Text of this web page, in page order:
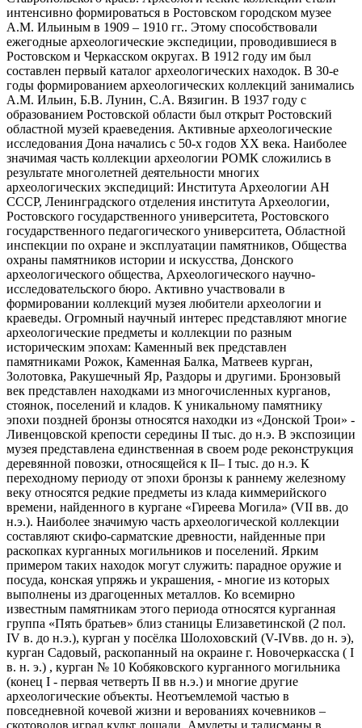
интенсивно формироваться в Ростовском городском музее
А.М. Ильиным в 1909 – 1910 гг.. Этому способствовали
ежегодные археологические экспедиции, проводившиеся в
Ростовском и Черкасском округах. В 1912 году им был
составлен первый каталог археологических находок. В 30-е
годы формированием археологических коллекций занимались
А.М. Ильин, Б.В. Лунин, С.А. Вязигин. В 1937 году с
образованием Ростовской области был открыт Ростовский
областной музей краеведения. Активные археологические
исследования Дона начались с 50-х годов XX века. Наиболее
значимая часть коллекции археологии РОМК сложились в
результате многолетней деятельности многих
археологических экспедиций: Института Археологии АН
СССР, Ленинградского отделения института Археологии,
Ростовского государственного университета, Ростовского
государственного педагогического университета, Областной
инспекции по охране и эксплуатации памятников, Общества
охраны памятников истории и искусства, Донского
археологического общества, Археологического научно-
исследовательского бюро. Активно участвовали в
формировании коллекций музея любители археологии и
краеведы. Огромный научный интерес представляют многие
археологические предметы и коллекции по разным
историческим эпохам: Каменный век представлен
памятниками Рожок, Каменная Балка, Матвеев курган,
Золотовка, Ракушечный Яр, Раздоры и другими. Бронзовый
век представлен находками из многочисленных курганов,
стоянок, поселений и кладов. К уникальному памятнику
эпохи поздней бронзы относятся находки из «Донской Трои» -
Ливенцовской крепости cередины II тыс. до н.э. В экспозиции
музея представлена единственная в своем роде реконструкция
деревянной повозки, относящейся к II– I тыс. до н.э. К
переходному периоду от эпохи бронзы к раннему железному
веку относятся редкие предметы из клада киммерийского
времени, найденного в кургане «Гиреева Могила» (VII вв. до
н.э.). Наиболее значимую часть археологической коллекции
составляют скифо-сарматские древности, найденные при
раскопках курганных могильников и поселений. Ярким
примером таких находок могут служить: парадное оружие и
посуда, конская упряжь и украшения, - многие из которых
выполнены из драгоценных металлов. Ко всемирно
известным памятникам этого периода относятся курганная
группа «Пять братьев» близ станицы Елизаветинской (2 пол.
IV в. до н.э.), курган у посёлка Шолоховский (V-IVвв. до н. э),
курган Садовый, раскопанный на окраине г. Новочеркасска ( I
в. н. э.) , курган № 10 Кобяковского курганного могильника
(конец I - первая четверть II вв н.э.) и многие другие
археологические объекты. Неотъемлемой частью в
повседневной кочевой жизни и верованиях кочевников –
скотоводов играл культ лошади. Амулеты и талисманы в